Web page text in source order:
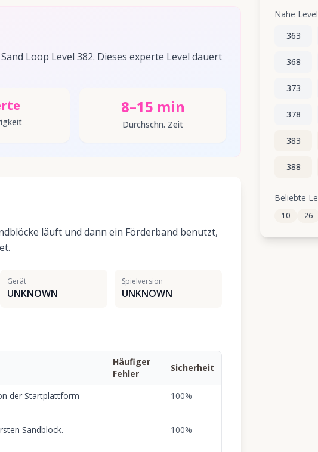
Loop Level 382. Dieses experte Level dauert
8–15 min
Durchschn. Zeit
läuft und dann ein Förderband benutzt,
Gerät
UNKNOWN
Spielversion
UNKNOWN
Häufiger
Fehler
Sicherheit
der Startplattform
100%
Sandblock. 100%
Nahe
363
368
373
378
383
388
393
398
Beliebte
10 26